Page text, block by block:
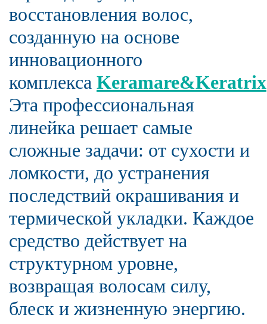
восстановления волос,
созданную на основе
инновационного
комплекса Keramare&Keratrix
Эта профессиональная
линейка решает самые
сложные задачи: от сухости и
ломкости, до устранения
последствий окрашивания и
термической укладки. Каждое
средство действует на
структурном уровне,
возвращая волосам силу,
блеск и жизненную энергию.